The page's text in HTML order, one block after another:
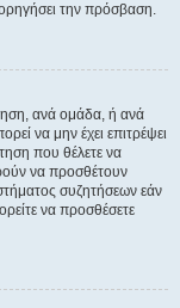
την πρόσβαση.
ανά ομάδα, ή ανά
να μην έχει επιτρέψει
που θέλετε να
να προσθέτουν
συζητήσεων εάν
να προσθέσετε